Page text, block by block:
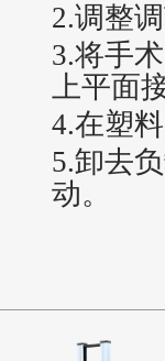
2.调整
3.将手
上平面
4.在塑
5.卸去
动。